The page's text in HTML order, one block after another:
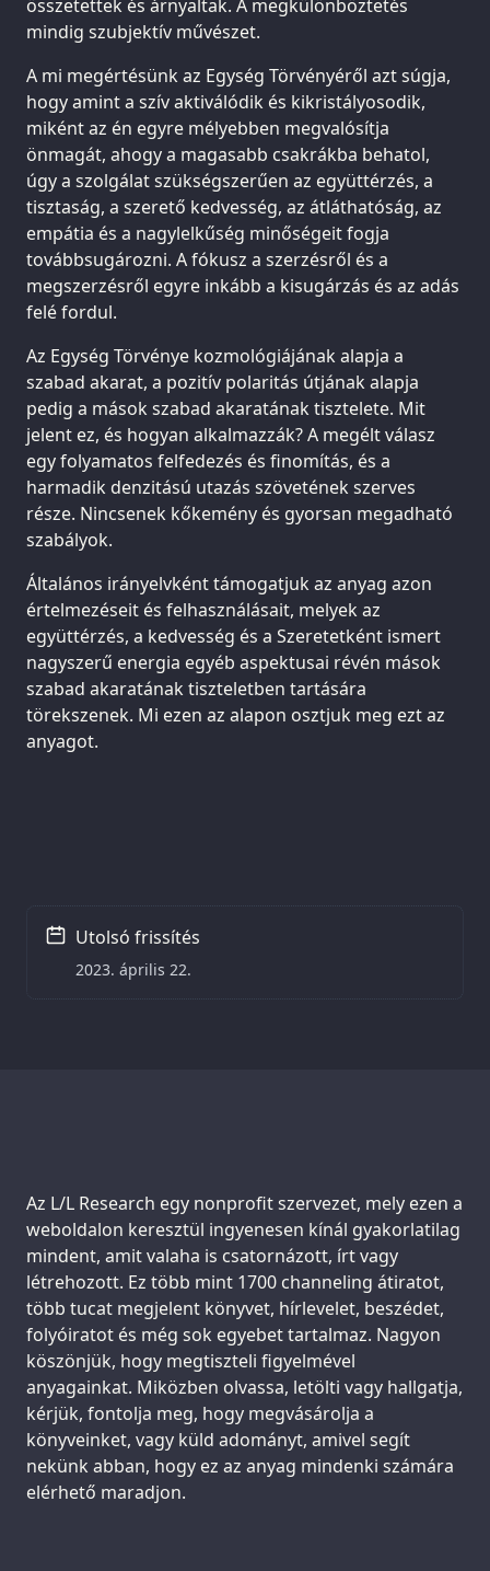
összetettek és árnyaltak. A megkülönböztetés
mindig szubjektív művészet.
A mi megértésünk az Egység Törvényéről azt súgja,
hogy amint a szív aktiválódik és kikristályosodik,
miként az én egyre mélyebben megvalósítja
önmagát, ahogy a magasabb csakrákba behatol,
úgy a szolgálat szükségszerűen az együttérzés, a
tisztaság, a szerető kedvesség, az átláthatóság, az
empátia és a nagylelkűség minőségeit fogja
továbbsugározni. A fókusz a szerzésről és a
megszerzésről egyre inkább a kisugárzás és az adás
felé fordul.
Az Egység Törvénye kozmológiájának alapja a
szabad akarat, a pozitív polaritás útjának alapja
pedig a mások szabad akaratának tisztelete. Mit
jelent ez, és hogyan alkalmazzák? A megélt válasz
egy folyamatos felfedezés és finomítás, és a
harmadik denzitású utazás szövetének szerves
része. Nincsenek kőkemény és gyorsan megadható
szabályok.
Általános irányelvként támogatjuk az anyag azon
értelmezéseit és felhasználásait, melyek az
együttérzés, a kedvesség és a Szeretetként ismert
nagyszerű energia egyéb aspektusai révén mások
szabad akaratának tiszteletben tartására
törekszenek. Mi ezen az alapon osztjuk meg ezt az
anyagot.
Utolsó frissítés
2023. április 22.
Support us:
Az L/L Research egy nonprofit szervezet, mely ezen a
weboldalon keresztül ingyenesen kínál gyakorlatilag
mindent, amit valaha is csatornázott, írt vagy
létrehozott. Ez több mint 1700 channeling átiratot,
több tucat megjelent könyvet, hírlevelet, beszédet,
folyóiratot és még sok egyebet tartalmaz. Nagyon
köszönjük, hogy megtiszteli figyelmével
anyagainkat. Miközben olvassa, letölti vagy hallgatja,
kérjük, fontolja meg, hogy megvásárolja a
könyveinket, vagy küld adományt, amivel segít
nekünk abban, hogy ez az anyag mindenki számára
elérhető maradjon.